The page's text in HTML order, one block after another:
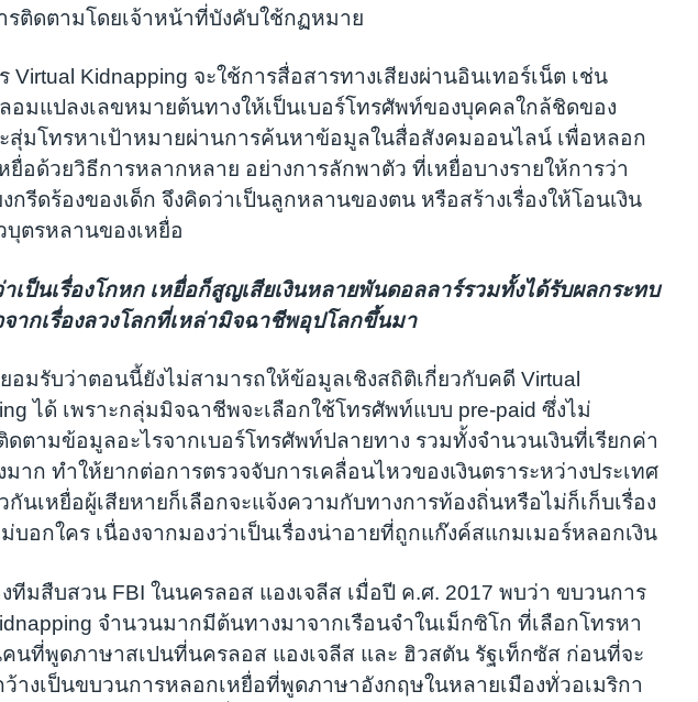
รติดตามโดยเจ้าหน้าที่บังคับใช้กฏหมาย
Virtual Kidnapping จะใช้การสื่อสารทางเสียงผ่านอินเทอร์เน็ต เช่น
อมแปลงเลขหมายต้นทางให้เป็นเบอร์โทรศัพท์ของบุคคลใกล้ชิดของ
สุ่มโทรหาเป้าหมายผ่านการค้นหาข้อมูลในสื่อสังคมออนไลน์ เพื่อหลอก
หยื่อด้วยวิธีการหลากหลาย อย่างการลักพาตัว ที่เหยื่อบางรายให้การว่า
กรีดร้องของเด็ก จึงคิดว่าเป็นลูกหลานของตน หรือสร้างเรื่องให้โอนเงิน
บุตรหลานของเหยื่อ
าเป็นเรื่องโกหก เหยื่อก็สูญเสียเงินหลายพันดอลลาร์รวมทั้งได้รับผลกระทบ
จากเรื่องลวงโลกที่เหล่ามิจฉาชีพอุปโลกขึ้นมา
อมรับว่าตอนนี้ยังไม่สามารถให้ข้อมูลเชิงสถิติเกี่ยวกับคดี Virtual
ได้ เพราะกลุ่มมิจฉาชีพจะเลือกใช้โทรศัพท์แบบ pre-paid ซึ่งไม่
ดตามข้อมูลอะไรจากเบอร์โทรศัพท์ปลายทาง รวมทั้งจำนวนเงินที่เรียกค่า
าก ทำให้ยากต่อการตรวจจับการเคลื่อนไหวของเงินตราระหว่างประเทศ
กันเหยื่อผู้เสียหายก็เลือกจะแจ้งความกับทางการท้องถิ่นหรือไม่ก็เก็บเรื่อง
ม่บอกใคร เนื่องจากมองว่าเป็นเรื่องน่าอายที่ถูกแก๊งค์สแกมเมอร์หลอกเงิน
ทีมสืบสวน FBI ในนครลอส แองเจลีส เมื่อปี ค.ศ. 2017 พบว่า ขบวนการ
จำนวนมากมีต้นทางมาจากเรือนจำในเม็กซิโก ที่เลือกโทรหา
คนที่พูดภาษาสเปนที่นครลอส แองเจลีส และ ฮิวสตัน รัฐเท็กซัส ก่อนที่จะ
ว้างเป็นขบวนการหลอกเหยื่อที่พูดภาษาอังกฤษในหลายเมืองทั่วอเมริกา